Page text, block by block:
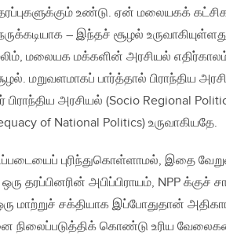
தரப்புகளுக்கும் உண்டு. ஏன் மலையகக்
– இந்தச் சூழல்
மலையக மக்களின் அரசியல்
மறுவளமாகப் பார்த்தால் பிராந்திய
அரசியல் (Socio Regional
of National Politics) உருவாகியதே.
புரிந்துகொள்ளாமல், இதை
ஒரு தரப்பினரின் அபிப்பிராயம், NPP
மாற்றுச் சக்தியாக இப்போதுதான்
நிலைப்படுத்திக் கொண்டு உரிய